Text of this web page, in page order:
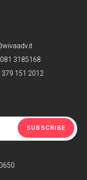
3185168
379 151 2012
SUBSCRIBE